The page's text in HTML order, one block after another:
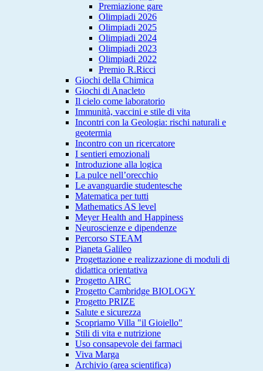
Premiazione gare
Olimpiadi 2026
Olimpiadi 2025
Olimpiadi 2024
Olimpiadi 2023
Olimpiadi 2022
Premio R.Ricci
Giochi della Chimica
Giochi di Anacleto
Il cielo come laboratorio
Immunità, vaccini e stile di vita
Incontri con la Geologia: rischi naturali e
geotermia
Incontro con un ricercatore
I sentieri emozionali
Introduzione alla logica
La pulce nell’orecchio
Le avanguardie studentesche
Matematica per tutti
Mathematics AS level
Meyer Health and Happiness
Neuroscienze e dipendenze
Percorso STEAM
Pianeta Galileo
Progettazione e realizzazione di moduli di
didattica orientativa
Progetto AIRC
Progetto Cambridge BIOLOGY
Progetto PRIZE
Salute e sicurezza
Scopriamo Villa "il Gioiello"
Stili di vita e nutrizione
Uso consapevole dei farmaci
Viva Marga
Archivio (area scientifica)